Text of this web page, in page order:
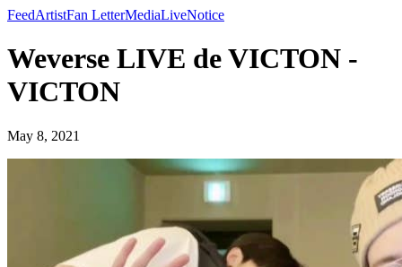
FeedArtistFan LetterMediaLiveNotice
Weverse LIVE de VICTON -
VICTON
May 8, 2021